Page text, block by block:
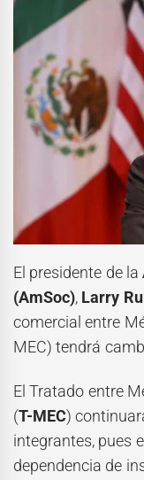
El presidente de la
(AmSoc), Larry
comercial entre
MEC) tendrá
El Tratado entre
(T-MEC)
integrantes, pues
dependencia de